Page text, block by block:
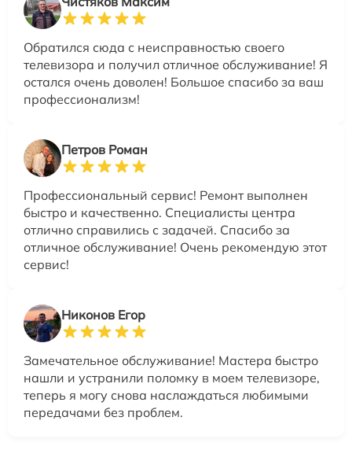
Обратился сюда с неисправностью своего
телевизора и получил отличное обслуживание! Я
остался очень доволен! Большое спасибо за ваш
профессионализм!
Петров Роман
Профессиональный сервис! Ремонт выполнен
быстро и качественно. Специалисты центра
отлично справились с задачей. Спасибо за
отличное обслуживание! Очень рекомендую этот
сервис!
Никонов Егор
Замечательное обслуживание! Мастера быстро
нашли и устранили поломку в моем телевизоре,
теперь я могу снова наслаждаться любимыми
передачами без проблем.